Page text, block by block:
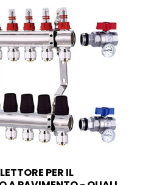
PER IL